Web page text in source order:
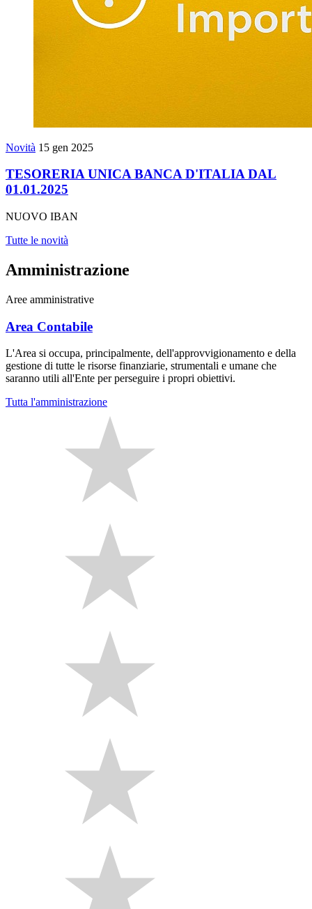
Novità 15 gen 2025
TESORERIA UNICA BANCA D'ITALIA DAL
01.01.2025
NUOVO IBAN
Tutte le novità
Amministrazione
Aree amministrative
Area Contabile
L'Area si occupa, principalmente, dell'approvvigionamento e della
gestione di tutte le risorse finanziarie, strumentali e umane che
saranno utili all'Ente per perseguire i propri obiettivi.
Tutta l'amministrazione